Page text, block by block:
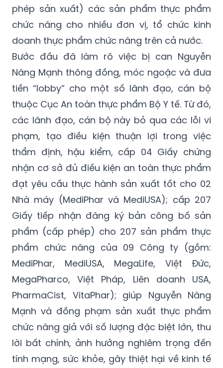
phép sản xuất) các sản phẩm thực phẩm
chức năng cho nhiều đơn vị, tổ chức kinh
doanh thực phẩm chức năng trên cả nước.
Bước đầu đã làm rõ việc bị can Nguyễn
Năng Mạnh thông đồng, móc ngoặc và đưa
tiền “lobby” cho một số lãnh đạo, cán bộ
thuộc Cục An toàn thực phẩm Bộ Y tế. Từ đó,
các lãnh đạo, cán bộ này bỏ qua các lỗi vi
phạm, tạo điều kiện thuận lợi trong việc
thẩm định, hậu kiểm, cấp 04 Giấy chứng
nhận cơ sở đủ điều kiện an toàn thực phẩm
đạt yêu cầu thực hành sản xuất tốt cho 02
Nhà máy (MediPhar và MediUSA); cấp 207
Giấy tiếp nhận đăng ký bản công bố sản
phẩm (cấp phép) cho 207 sản phẩm thực
phẩm chức năng của 09 Công ty (gồm:
MediPhar, MediUSA, MegaLife, Việt Đức,
MegaPharco, Việt Pháp, Liên doanh USA,
PharmaCist, VitaPhar); giúp Nguyễn Năng
Mạnh và đồng phạm sản xuất thực phẩm
chức năng giả với số lượng đặc biệt lớn, thu
lời bất chính, ảnh hưởng nghiêm trọng đến
tính mạng, sức khỏe, gây thiệt hại về kinh tế